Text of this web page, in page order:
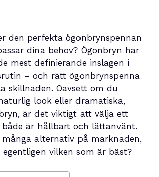
den perfekta ögonbrynspennan
dina behov? Ögonbryn har
mest definierande inslagen i
– och rätt ögonbrynspenna
skillnaden. Oavsett om du
look eller dramatiska,
är det viktigt att välja ett
är hållbart och lättanvänt.
många alternativ på marknaden,
vilken som är bäst?